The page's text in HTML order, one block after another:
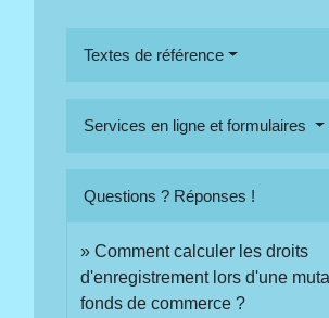
Textes de référence
Services en ligne et formulaires
Questions ? Réponses !
Comment calculer les droits
d'enregistrement lors d'une
fonds de commerce ?